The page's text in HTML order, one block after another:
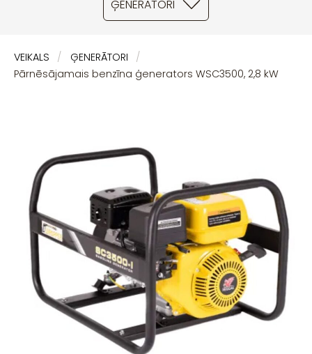
ĢENERĀTORI
VEIKALS
ĢENERĀTORI
Pārnēsājamais benzīna ģenerators WSC3500, 2,8 kW